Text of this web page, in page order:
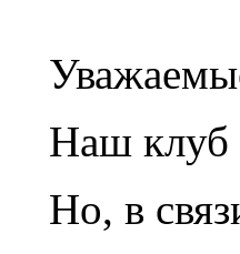
Наш клуб
Но, в